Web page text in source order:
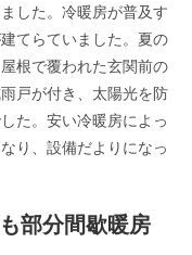
した。冷暖房が普及す
てらていました。夏の
根で覆われた玄関前の
戸が付き、太陽光を防
た。安い冷暖房によっ
り、設備だよりになっ
部分間歇暖房